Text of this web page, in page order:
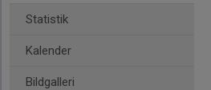
Statistik
Kalender
Bildgalleri